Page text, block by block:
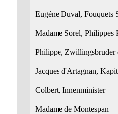
Eugéne Duval, Fouquets
Madame Sorel, Philippes
Philippe, Zwillingsbruder
Jacques d'Artagnan,
Colbert, Innenminister
Madame de Montespan